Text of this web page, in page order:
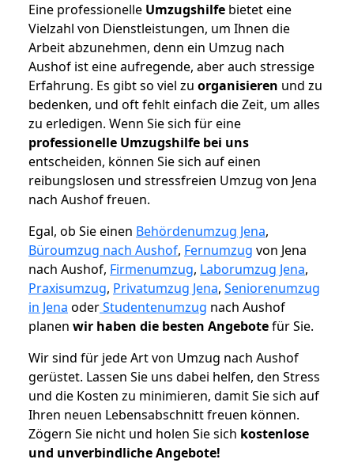
Eine professionelle Umzugshilfe bietet eine
Vielzahl von Dienstleistungen, um Ihnen die
Arbeit abzunehmen, denn ein Umzug nach
Aushof ist eine aufregende, aber auch stressige
Erfahrung. Es gibt so viel zu organisieren und zu
bedenken, und oft fehlt einfach die Zeit, um alles
zu erledigen. Wenn Sie sich für eine
professionelle Umzugshilfe bei uns
entscheiden, können Sie sich auf einen
reibungslosen und stressfreien Umzug von Jena
nach Aushof freuen.
Egal, ob Sie einen Behördenumzug Jena,
Büroumzug nach Aushof, Fernumzug von Jena
nach Aushof, Firmenumzug, Laborumzug Jena,
Praxisumzug, Privatumzug Jena, Seniorenumzug
in Jena oderStudentenumzug nach Aushof
planen wir haben die besten Angebotefür Sie.
Wir sind für jede Art von Umzug nach Aushof
gerüstet. Lassen Sie uns dabei helfen, den Stress
und die Kosten zu minimieren, damit Sie sich auf
Ihren neuen Lebensabschnitt freuen können.
Zögern Sie nicht und holen Sie sich kostenlose
und unverbindliche Angebote!